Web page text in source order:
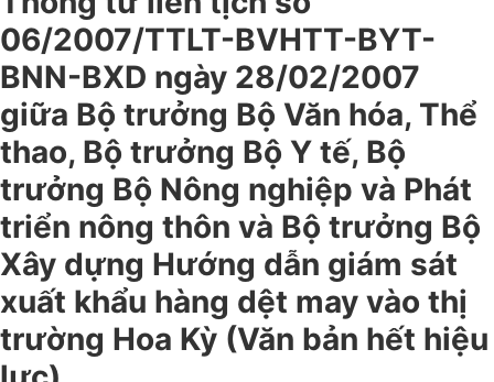
06/2007/TTLT-BVHTT-BYT-
BNN-BXD ngày 28/02/2007
giữa Bộ trưởng Bộ Văn hóa, Thể
thao, Bộ trưởng Bộ Y tế, Bộ
trưởng Bộ Nông nghiệp và Phát
triển nông thôn và Bộ trưởng Bộ
Xây dựng Hướng dẫn giám sát
xuất khẩu hàng dệt may vào thị
trường Hoa Kỳ (Văn bản hết hiệu